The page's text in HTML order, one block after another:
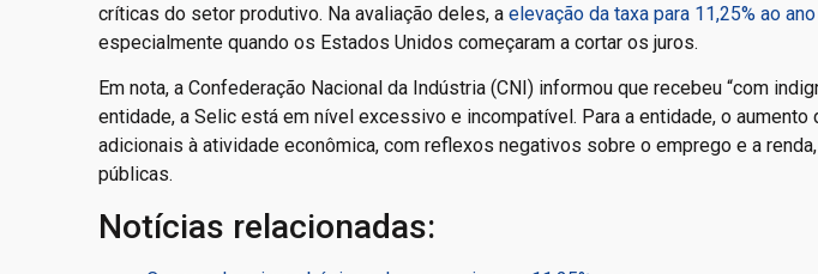
críticas do setor produtivo. Na avaliação deles, a elevação da taxa para 11,25% ao ano
especialmente quando os Estados Unidos começaram a cortar os juros.
Em nota, a Confederação Nacional da Indústria (CNI) informou que recebeu “com
entidade, a Selic está em nível excessivo e incompatível. Para a entidade, o
adicionais à atividade econômica, com reflexos negativos sobre o emprego e a
públicas.
Notícias relacionadas: